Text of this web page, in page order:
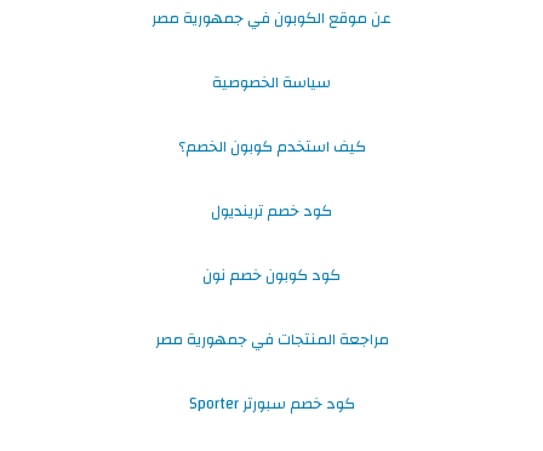
عن موقع الكوبون في جمهورية مصر
سياسة الخصوصية
كيف استخدم كوبون الخصم؟
كود خصم ترينديول
كود كوبون خصم نون
مراجعة المنتجات في جمهورية مصر
كود خصم سبورتر Sporter